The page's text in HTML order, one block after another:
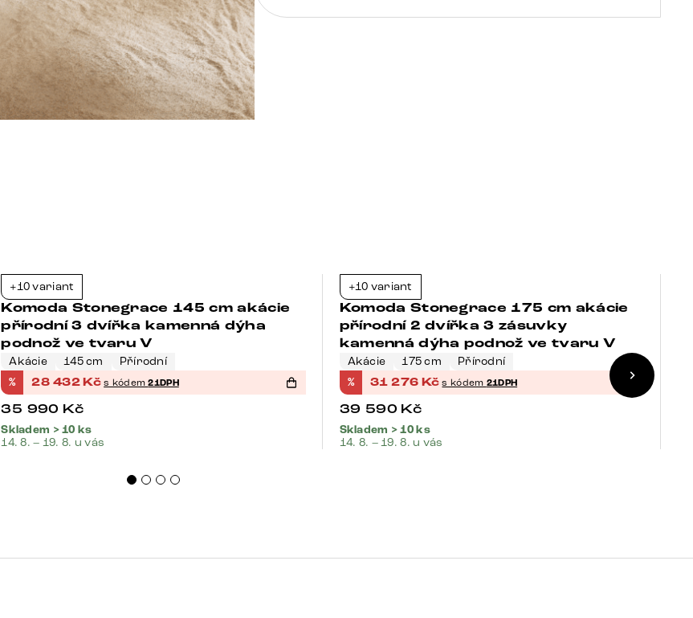
+10 variant
Komoda Stonegrace 145 cm akácie
přírodní 3 dvířka kamenná dýha
podnož ve tvaru V
Akácie 145 cm Přírodní
% 28 432Kč s kódem21DPH
35 990 Kč
Skladem > 10 ks
14. 8. – 19. 8. u vás
+10 variant
Komoda Stonegrace 175 cm akácie
přírodní 2 dvířka 3 zásuvky
kamenná dýha podnož ve tvaru V
Akácie 175 cm Přírodní
% 31 276 Kč s kódem 21DPH
39 590 Kč
Skladem > 10 ks
14. 8. – 19. 8. u vás